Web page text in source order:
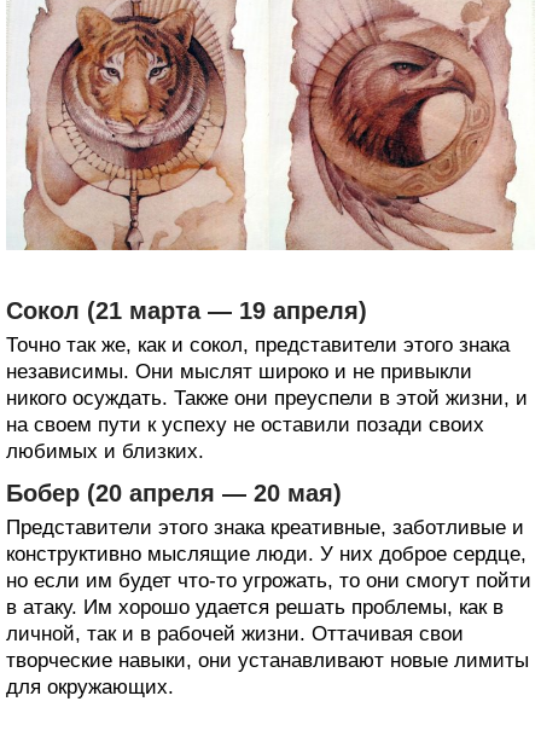
Сокол (21 марта — 19 апреля)
Точно так же, как и сокол, представители этого знака
независимы. Они мыслят широко и не привыкли
никого осуждать. Также они преуспели в этой жизни, и
на своем пути к успеху не оставили позади своих
любимых и близких.
Бобер (20 апреля — 20 мая)
Представители этого знака креативные, заботливые и
конструктивно мыслящие люди. У них доброе сердце,
но если им будет что-то угрожать, то они смогут пойти
в атаку. Им хорошо удается решать проблемы, как в
личной, так и в рабочей жизни. Оттачивая свои
творческие навыки, они устанавливают новые лимиты
для окружающих.